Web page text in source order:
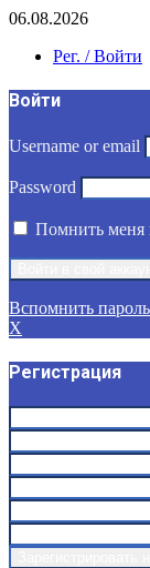
06.08.2026
Рег. / Войти
Войти
Username or email
Password
Помнить меня
Вспомнить
X
Регистрация